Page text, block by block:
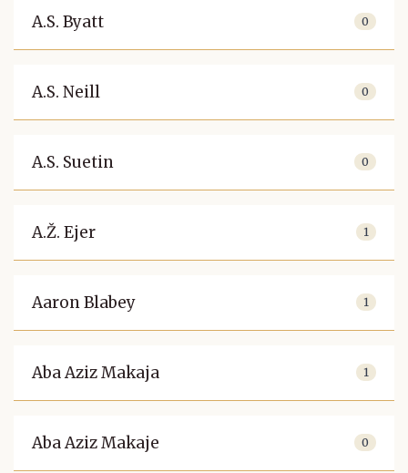
A.S. Byatt 0
A.S. Neill 0
A.S. Suetin 0
A.Ž. Ejer 1
Aaron Blabey 1
Aba Aziz Makaja 1
Aba Aziz Makaje 0